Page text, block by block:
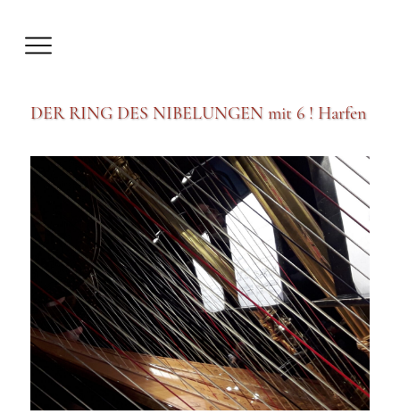
DER RING DES NIBELUNGEN mit 6 ! Harfen